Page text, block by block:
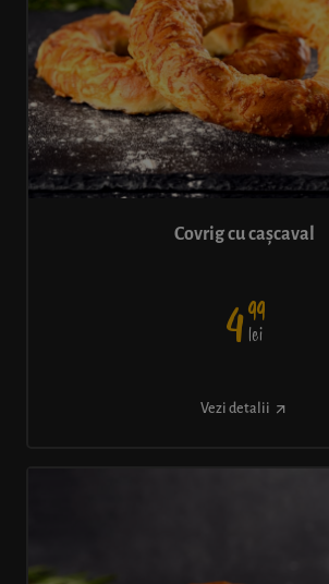
Covrig cu cașcaval
499
lei
Vezi detalii